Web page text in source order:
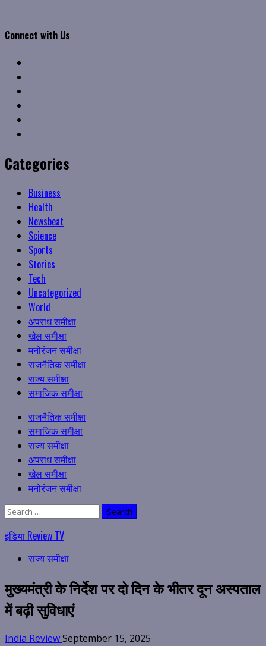
Connect with Us
Categories
Business
Health
Newsbeat
Science
Sports
Stories
Tech
Uncategorized
World
अपराध समीक्षा
खेल समीक्षा
मनोरंजन समीक्षा
राजनैतिक समीक्षा
राज्य समीक्षा
समाजिक समीक्षा
Primary
Menu
राजनैतिक समीक्षा
समाजिक समीक्षा
राज्य समीक्षा
अपराध समीक्षा
खेल समीक्षा
मनोरंजन समीक्षा
Search
इंडिया Review TV
राज्य समीक्षा
मुख्यमंत्री के निर्देश पर दो दिन के भीतर दून अस्पताल
में बढ़ी सुविधाएं
India ReviewSeptember 15, 2025